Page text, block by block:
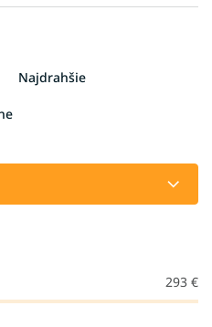
Najdrahšie
293 €